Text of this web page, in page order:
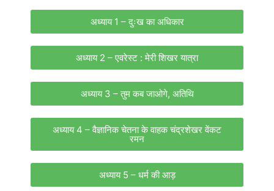
अध्याय 1 – दुःख का अधिकार
अध्याय 2 – एवरेस्ट : मेरी शिखर यात्रा
अध्याय 3 – तुम कब जाओगे, अतिथि
अध्याय 4 – वैज्ञानिक चेतना के वाहक चंद्रशेखर वेंकट
रमन
अध्याय 5 – धर्म की आड़